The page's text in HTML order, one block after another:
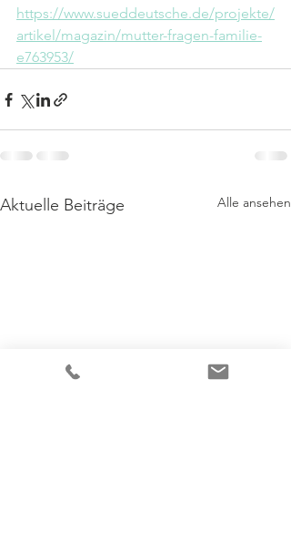
https://www.sueddeutsche.de/projekte/
artikel/magazin/mutter-fragen-familie-
e763953/
Aktuelle Beiträge Alle ansehen